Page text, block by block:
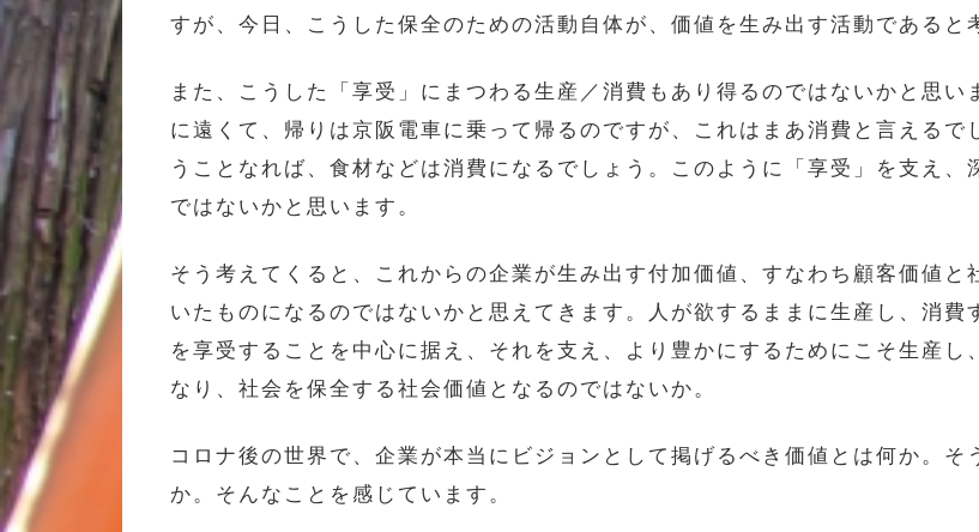
すが、今日、こうした保全のための活動自体が、価値を生み出す活動であると
また、こうした「享受」にまつわる生産／消費もあり得るのではないかと思
に遠くて、帰りは京阪電車に乗って帰るのですが、これはまあ消費と言える
うことなれば、食材などは消費になるでしょう。このように「享受」を支え
ではないかと思います。
そう考えてくると、これからの企業が生み出す付加価値、すなわち顧客価値
いたものになるのではないかと思えてきます。人が欲するままに生産し、消
を享受することを中心に据え、それを支え、より豊かにするためにこそ生産し
なり、社会を保全する社会価値となるのではないか。
コロナ後の世界で、企業が本当にビジョンとして掲げるべき価値とは何か。
か。そんなことを感じています。